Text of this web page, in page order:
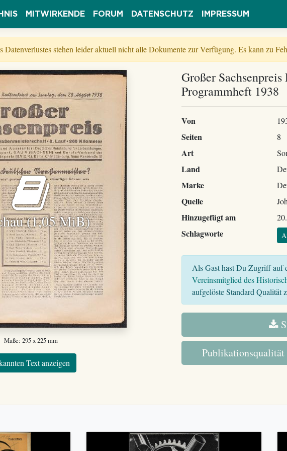
MITWIRKENDE FORUM DATENSCHUTZ IMPRESSUM
stehen leider aktuell nicht alle Dokumente zur Verfügung. Es kann zu
(1,05 MiB)
Maße: 295 x 225 mm
Text anzeigen
Großer
Programmheft 1938
Von
Seiten 8
Art
Land
Marke
Quelle
Hinzugefügt am
Schlagworte
Als Gast hast Du Zugriff auf
Vereinsmitglied des
aufgelöste Standard Qualität